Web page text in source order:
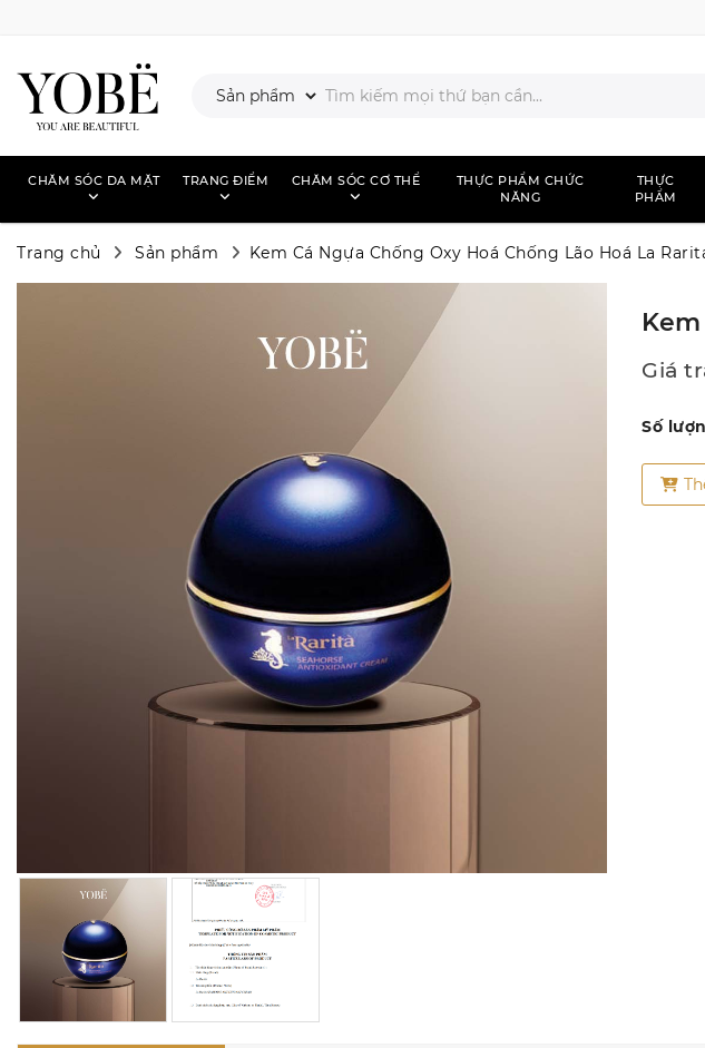
CHĂM SÓC DA MẶT TRANG ĐIỂM CHĂM SÓC CƠ THỂ
THỰC PHẨM CHỨC
NĂNG
THỰC
PHẨM
Trang chủ Sản phẩm Kem Cá Ngựa Chống Oxy Hoá Chống Lão Hoá La
Giá
Số